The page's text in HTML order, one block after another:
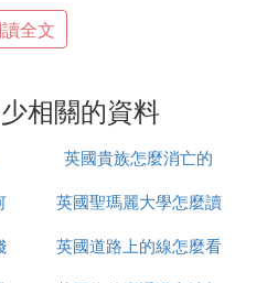
全文
相關的資料
英國貴族怎麼消亡的
英國聖瑪麗大學怎麼讀
英國道路上的線怎麼看